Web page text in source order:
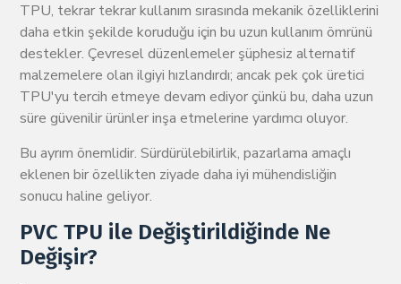
TPU, tekrar tekrar kullanım sırasında mekanik özelliklerini
daha etkin şekilde koruduğu için bu uzun kullanım ömrünü
destekler. Çevresel düzenlemeler şüphesiz alternatif
malzemelere olan ilgiyi hızlandırdı; ancak pek çok üretici
TPU'yu tercih etmeye devam ediyor çünkü bu, daha uzun
süre güvenilir ürünler inşa etmelerine yardımcı oluyor.
Bu ayrım önemlidir. Sürdürülebilirlik, pazarlama amaçlı
eklenen bir özellikten ziyade daha iyi mühendisliğin
sonucu haline geliyor.
PVC TPU ile Değiştirildiğinde Ne
Değişir?